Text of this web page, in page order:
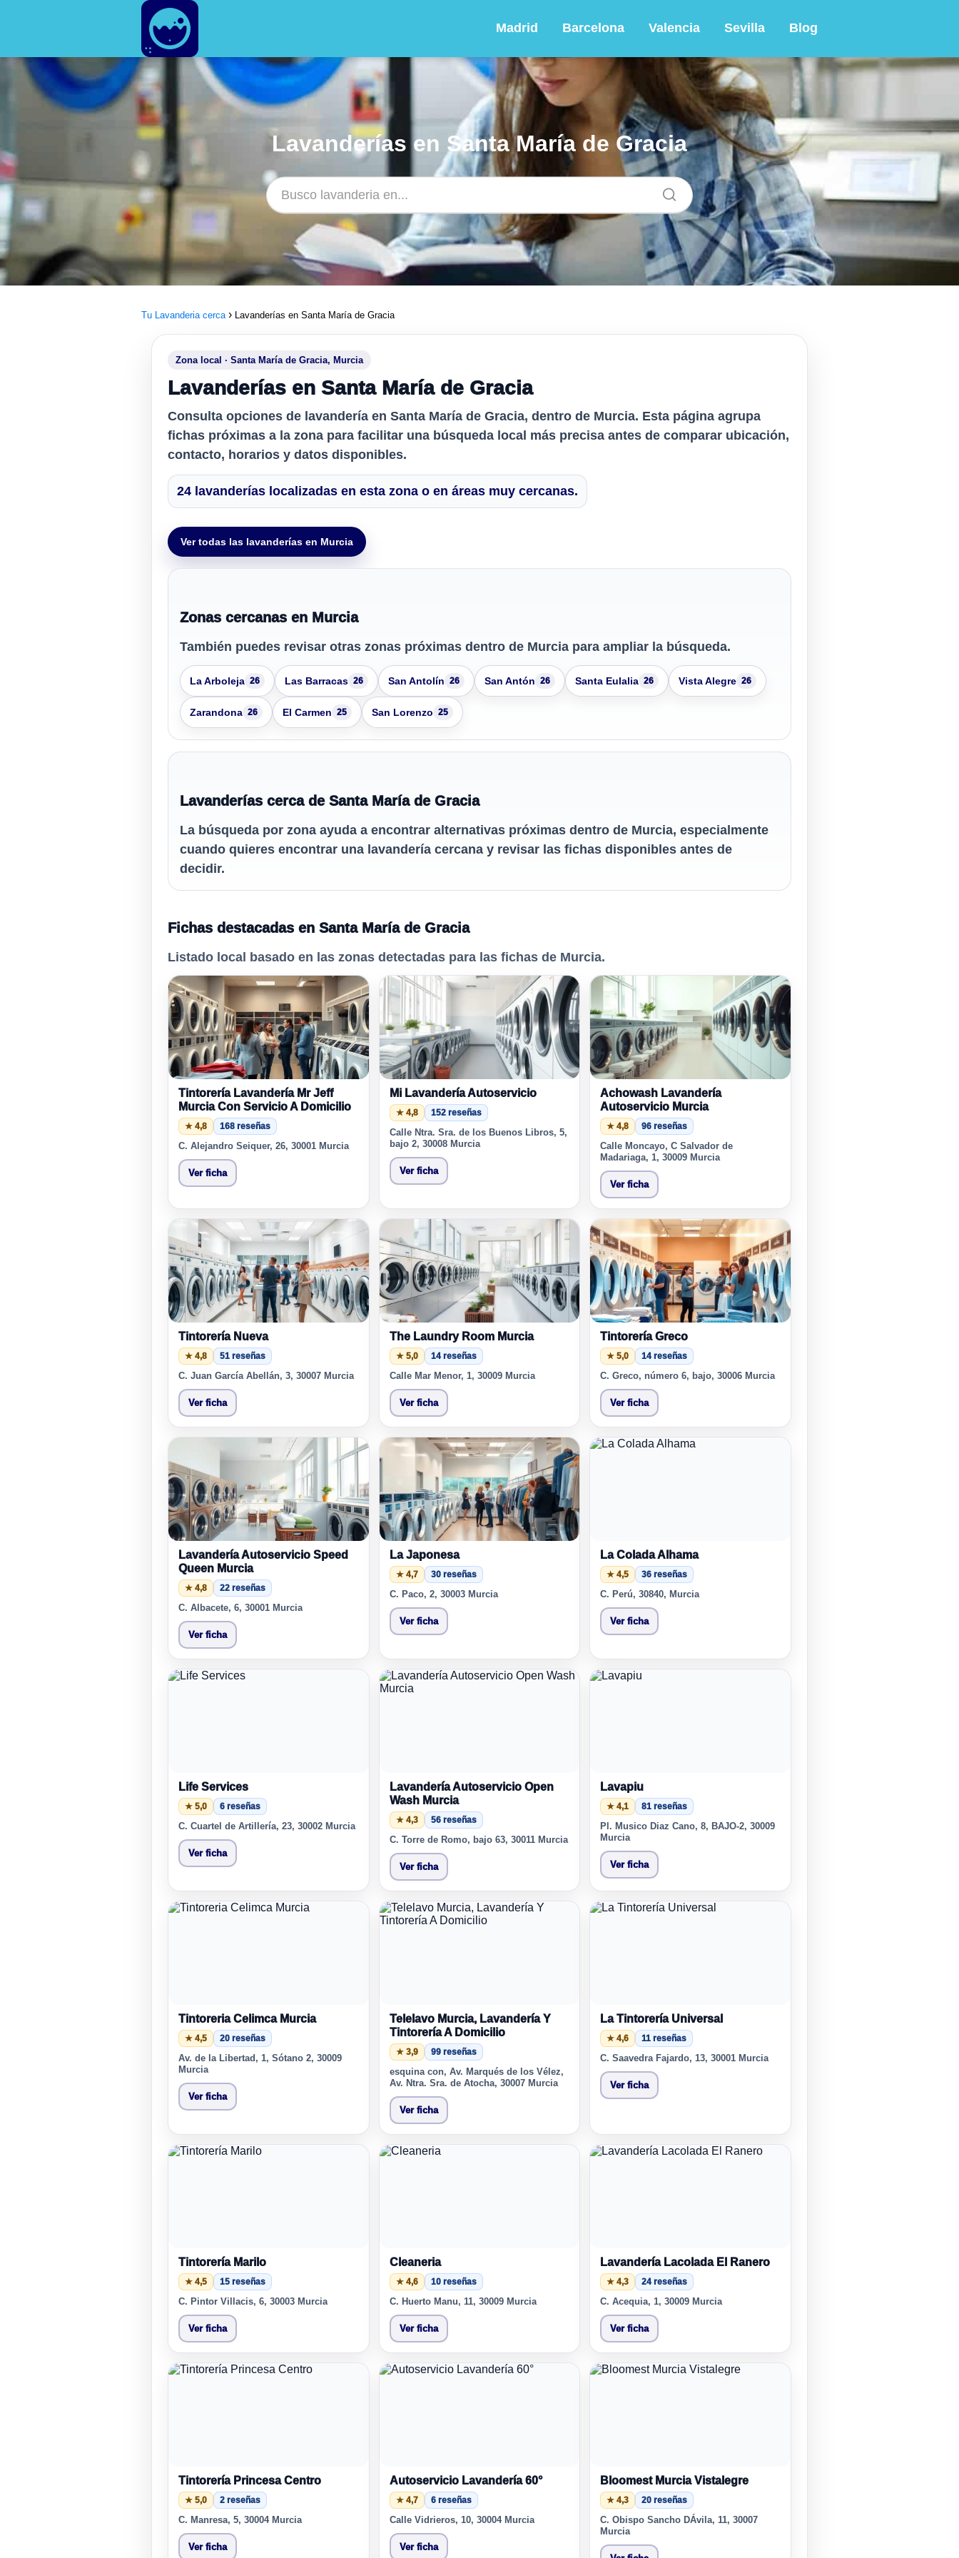
Madrid Barcelona Valencia Sevilla Blog
Lavanderías en Santa María de Gracia
Tu Lavanderia cerca Lavanderías en Santa María de Gracia
Zona local · Santa María de Gracia, Murcia
Lavanderías en Santa María de Gracia
Consulta opciones de lavandería en Santa María de Gracia, dentro de Murcia. Esta página agrupa
fichas próximas a la zona para facilitar una búsqueda local más precisa antes de comparar ubicación,
contacto, horarios y datos disponibles.
24 lavanderías localizadas en esta zona o en áreas muy cercanas.
Ver todas las lavanderías en Murcia
Zonas cercanas en Murcia
También puedes revisar otras zonas próximas dentro de Murcia para ampliar la búsqueda.
La Arboleja 26 Las Barracas 26 San Antolín 26 San Antón 26 Santa Eulalia 26 Vista Alegre 26
Zarandona 26 El Carmen 25 San Lorenzo 25
Lavanderías cerca de Santa María de Gracia
La búsqueda por zona ayuda a encontrar alternativas próximas dentro de Murcia, especialmente
cuando quieres encontrar una lavandería cercana y revisar las fichas disponibles antes de
decidir.
Fichas destacadas en Santa María de Gracia
Listado local basado en las zonas detectadas para las fichas de Murcia.
Tintorería Lavandería Mr Jeff
Murcia Con Servicio A Domicilio
★ 4,8 168 reseñas
C. Alejandro Seiquer, 26, 30001 Murcia
Ver ficha
Mi Lavandería Autoservicio
★ 4,8 152 reseñas
Calle Ntra. Sra. de los Buenos Libros, 5,
bajo 2, 30008 Murcia
Ver ficha
Achowash Lavandería
Autoservicio Murcia
★ 4,8 96 reseñas
Calle Moncayo, C Salvador de
Madariaga, 1, 30009 Murcia
Ver ficha
Tintorería Nueva
★ 4,8 51 reseñas
C. Juan García Abellán, 3, 30007 Murcia
Ver ficha
The Laundry Room Murcia
★ 5,0 14 reseñas
Calle Mar Menor, 1, 30009 Murcia
Ver ficha
Tintorería Greco
★ 5,0 14 reseñas
C. Greco, número 6, bajo, 30006 Murcia
Ver ficha
Lavandería Autoservicio Speed
Queen Murcia
★ 4,8 22 reseñas
C. Albacete, 6, 30001 Murcia
Ver ficha
La Japonesa
★ 4,7 30 reseñas
C. Paco, 2, 30003 Murcia
Ver ficha
La Colada Alhama
★ 4,5 36 reseñas
C. Perú, 30840, Murcia
Ver ficha
Life Services
★ 5,0 6 reseñas
C. Cuartel de Artillería, 23, 30002 Murcia
Ver ficha
Lavandería Autoservicio Open
Wash Murcia
★ 4,3 56 reseñas
C. Torre de Romo, bajo 63, 30011 Murcia
Ver ficha
Lavapiu
★ 4,1 81 reseñas
Pl. Musico Diaz Cano, 8, BAJO-2, 30009
Murcia
Ver ficha
Tintoreria Celimca Murcia
★ 4,5 20 reseñas
Av. de la Libertad, 1, Sótano 2, 30009
Murcia
Ver ficha
Telelavo Murcia, Lavandería Y
Tintorería A Domicilio
★ 3,9 99 reseñas
esquina con, Av. Marqués de los Vélez,
Av. Ntra. Sra. de Atocha, 30007 Murcia
Ver ficha
La Tintorería Universal
★ 4,6 11 reseñas
C. Saavedra Fajardo, 13, 30001 Murcia
Ver ficha
Tintorería Marilo
★ 4,5 15 reseñas
C. Pintor Villacis, 6, 30003 Murcia
Ver ficha
Cleaneria
★ 4,6 10 reseñas
C. Huerto Manu, 11, 30009 Murcia
Ver ficha
Lavandería Lacolada El Ranero
★ 4,3 24 reseñas
C. Acequia, 1, 30009 Murcia
Ver ficha
Tintorería Princesa Centro
★ 5,0 2 reseñas
C. Manresa, 5, 30004 Murcia
Ver ficha
Autoservicio Lavandería 60°
★ 4,7 6 reseñas
Calle Vidrieros, 10, 30004 Murcia
Ver ficha
Bloomest Murcia Vistalegre
★ 4,3 20 reseñas
C. Obispo Sancho DÁvila, 11, 30007
Murcia